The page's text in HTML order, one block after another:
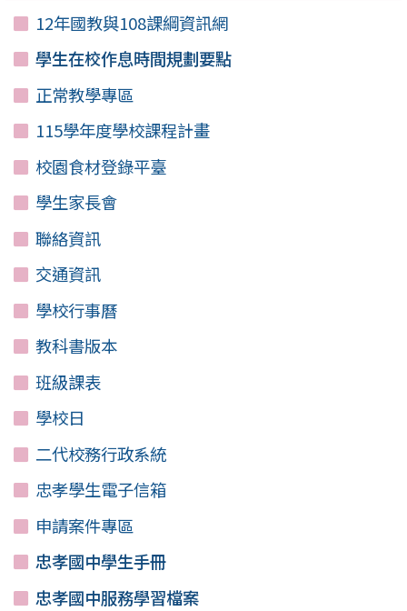
12年國教與108課綱資訊網
學生在校作息時間規劃要點
正常教學專區
115學年度學校課程計畫
校園食材登錄平臺
學生家長會
聯絡資訊
交通資訊
學校行事曆
教科書版本
班級課表
學校日
二代校務行政系統
忠孝學生電子信箱
申請案件專區
忠孝國中學生手冊
忠孝國中服務學習檔案